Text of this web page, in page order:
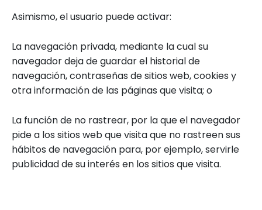
Asimismo, el usuario puede activar:
La navegación privada, mediante la cual su
navegador deja de guardar el historial de
navegación, contraseñas de sitios web, cookies y
otra información de las páginas que visita; o
La función de no rastrear, por la que el navegador
pide a los sitios web que visita que no rastreen sus
hábitos de navegación para, por ejemplo, servirle
publicidad de su interés en los sitios que visita.